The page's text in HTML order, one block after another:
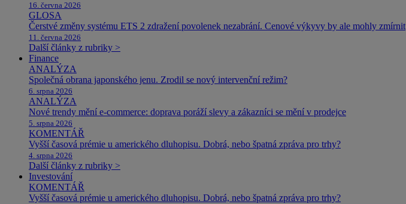
16. června 2026
GLOSA
Čerstvé změny systému ETS 2 zdražení povolenek nezabrání. Cenové výkyvy by ale mohly zmírnit
11. června 2026
Další články z rubriky >
Finance
ANALÝZA
Společná obrana japonského jenu. Zrodil se nový intervenční režim?
6. srpna 2026
ANALÝZA
Nové trendy mění e-commerce: doprava poráží slevy a zákazníci se mění v prodejce
5. srpna 2026
KOMENTÁŘ
Vyšší časová prémie u amerického dluhopisu. Dobrá, nebo špatná zpráva pro trhy?
4. srpna 2026
Další články z rubriky >
Investování
KOMENTÁŘ
Vyšší časová prémie u amerického dluhopisu. Dobrá, nebo špatná zpráva pro trhy?